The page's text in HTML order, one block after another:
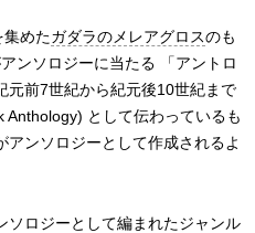
めたガダラのメレアグロスのも
ンソロジーに当たる 「アントロ
前7世紀から紀元後10世紀まで
Anthology) として伝わっているも
ンソロジーとして作成されるよ
ソロジーとして編まれたジャンル